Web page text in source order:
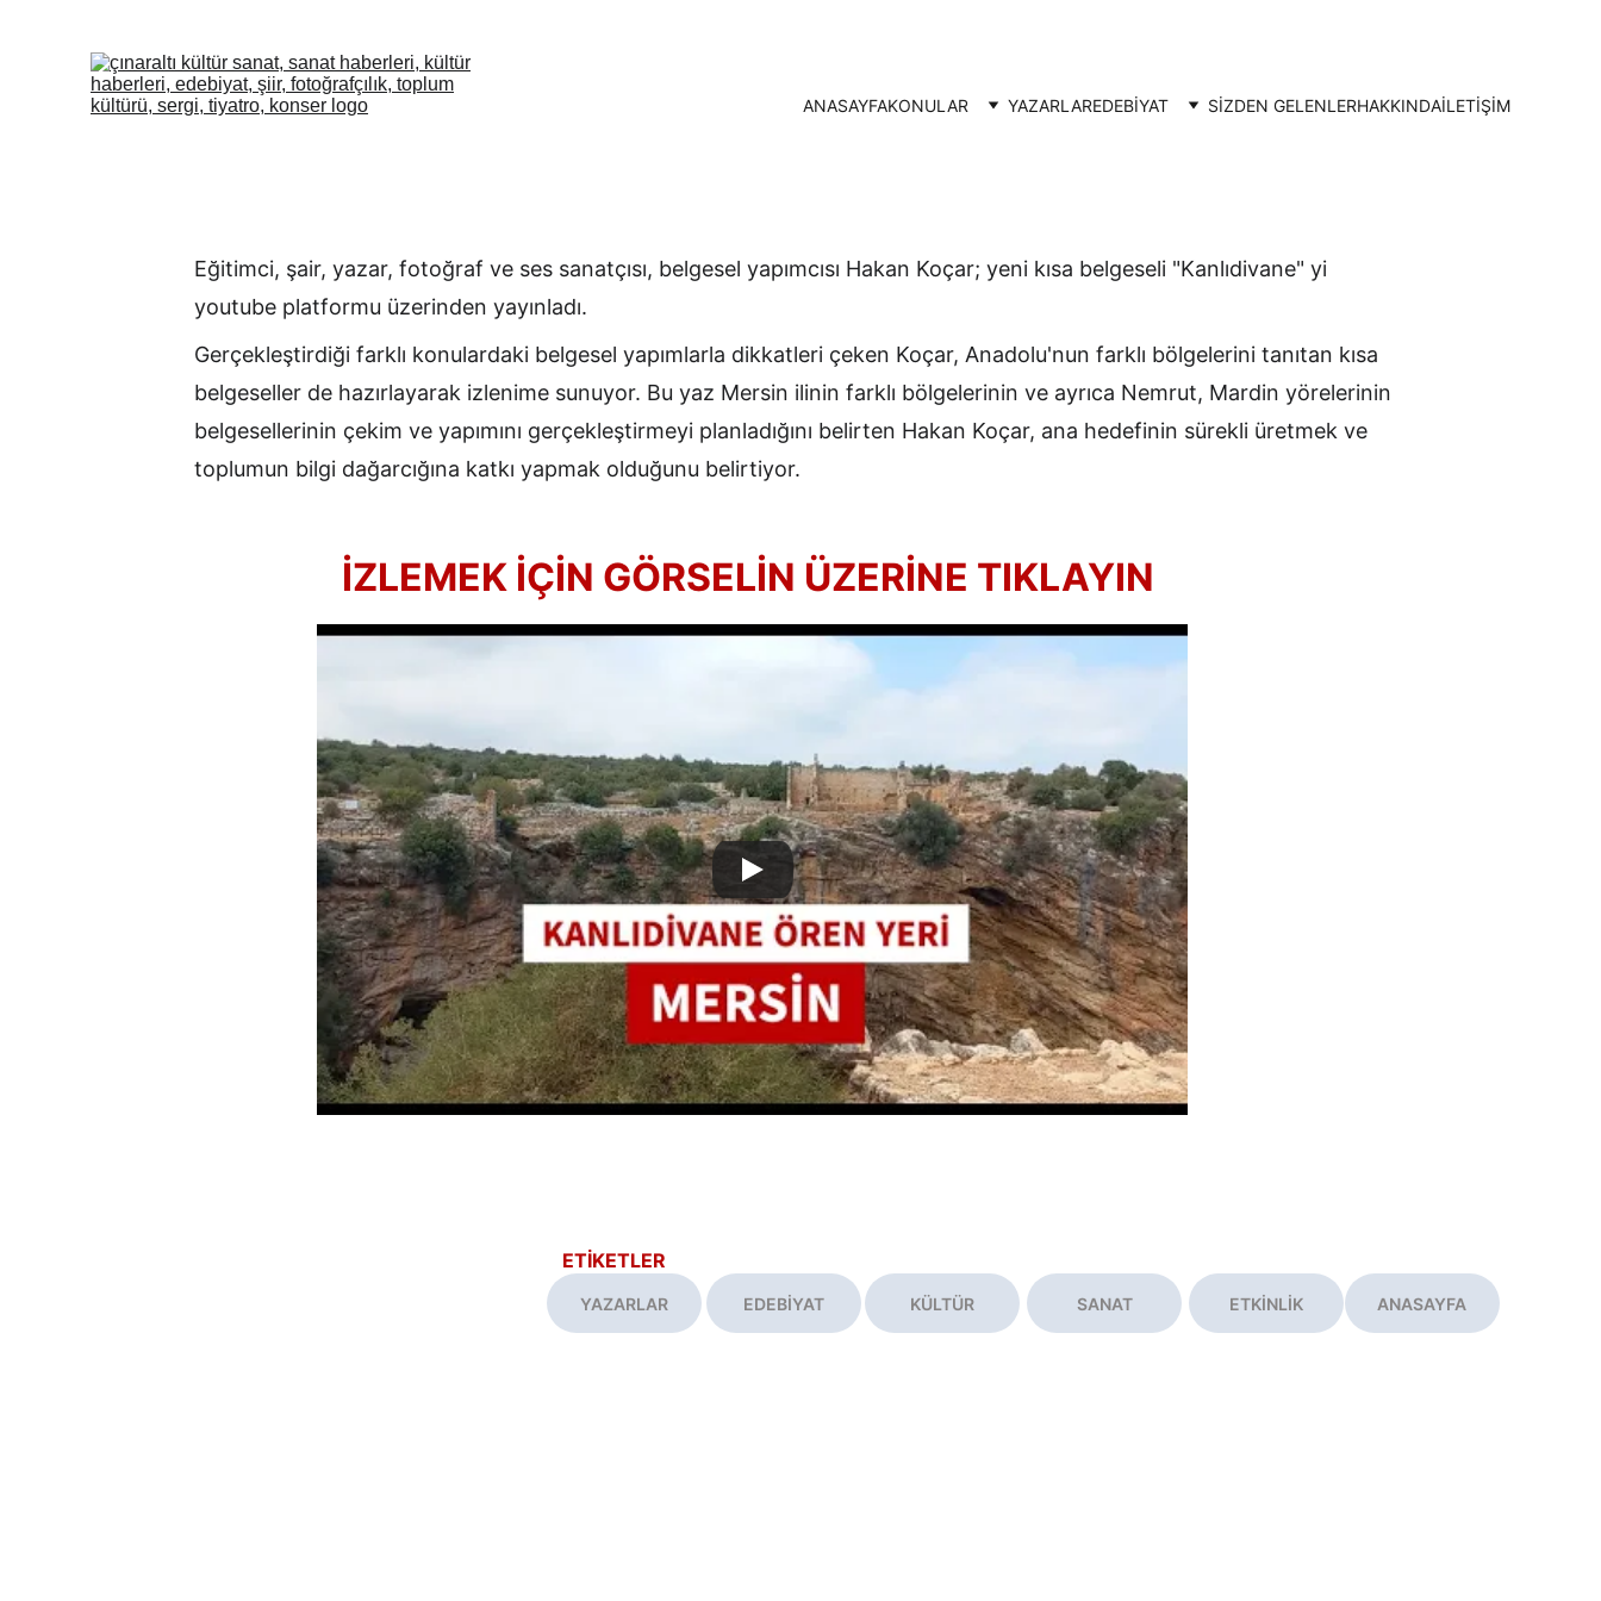
ANASAYFAKONULAR YAZARLAREDEBİYAT SİZDEN GELENLERHAKKINDAİLETIŞIM
Eğitimci, şair, yazar, fotoğraf ve ses sanatçısı, belgesel yapımcısı Hakan Koçar; yeni kısa belgeseli "Kanlıdivane" yi
youtube platformu üzerinden yayınladı.
Gerçekleştirdiği farklı konulardaki belgesel yapımlarla dikkatleri çeken Koçar, Anadolu'nun farklı bölgelerini tanıtan kısa
belgeseller de hazırlayarak izlenime sunuyor. Bu yaz Mersin ilinin farklı bölgelerinin ve ayrıca Nemrut, Mardin yörelerinin
belgesellerinin çekim ve yapımını gerçekleştirmeyi planladığını belirten Hakan Koçar, ana hedefinin sürekli üretmek ve
toplumun bilgi dağarcığına katkı yapmak olduğunu belirtiyor.
   İZLEMEK İÇİN GÖRSELİN ÜZERİNE TIKLAYIN
ETİKETLER
YAZARLAR EDEBİYAT KÜLTÜR SANAT ANASAYFA
ETKİNLİK